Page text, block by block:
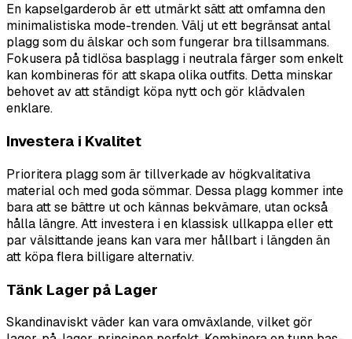
En kapselgarderob är ett utmärkt sätt att omfamna den
minimalistiska mode-trenden. Välj ut ett begränsat antal
plagg som du älskar och som fungerar bra tillsammans.
Fokusera på tidlösa basplagg i neutrala färger som enkelt
kan kombineras för att skapa olika outfits. Detta minskar
behovet av att ständigt köpa nytt och gör klädvalen
enklare.
Investera i Kvalitet
Prioritera plagg som är tillverkade av högkvalitativa
material och med goda sömmar. Dessa plagg kommer inte
bara att se bättre ut och kännas bekvämare, utan också
hålla längre. Att investera i en klassisk ullkappa eller ett
par välsittande jeans kan vara mer hållbart i längden än
att köpa flera billigare alternativ.
Tänk Lager på Lager
Skandinaviskt väder kan vara omväxlande, vilket gör